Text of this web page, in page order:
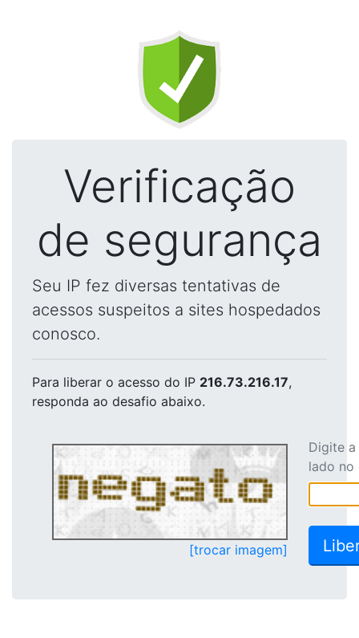
Verificação
de segurança
Seu IP fez diversas tentativas de
acessos suspeitos a sites hospedados
conosco.
Para liberar o acesso do IP 216.73.216.17,
responda ao desafio abaixo.
[trocar imagem]
Digite
lado no